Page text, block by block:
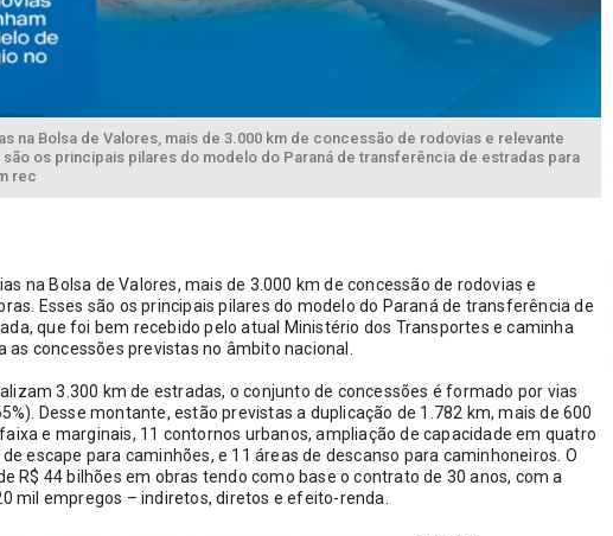
na Bolsa de Valores, mais de 3.000 km de concessão de rodovias e relevante
os principais pilares do modelo do Paraná de transferência de estradas para
rec
na Bolsa de Valores, mais de 3.000 km de concessão de rodovias e
Esses são os principais pilares do modelo do Paraná de transferência de
que foi bem recebido pelo atual Ministério dos Transportes e caminha
concessões previstas no âmbito nacional.
3.300 km de estradas, o conjunto de concessões é formado por vias
Desse montante, estão previstas a duplicação de 1.782 km, mais de 600
e marginais, 11 contornos urbanos, ampliação de capacidade em quatro
escape para caminhões, e 11 áreas de descanso para caminhoneiros. O
R$ 44 bilhões em obras tendo como base o contrato de 30 anos, com a
mil empregos – indiretos, diretos e efeito-renda.